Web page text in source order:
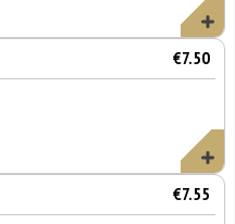
€7.50
€7.55